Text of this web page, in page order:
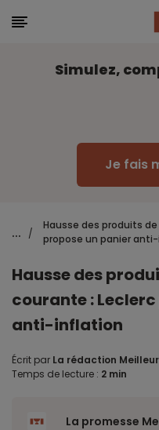
Simulez,
Je fais
... /
Hausse des produits
propose un panier
Hausse des
courante :
anti-inflation
Écrit par La rédaction
Temps de lecture : 2 min
La promesse